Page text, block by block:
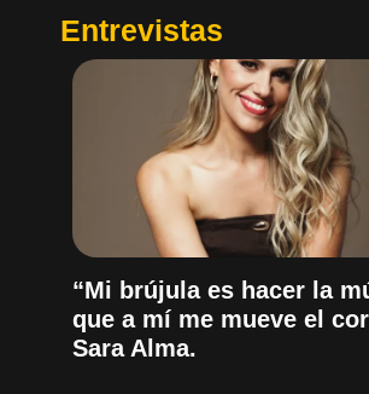
Entrevistas
“Mi brújula es hacer la
que a mí me mueve el
Sara Alma.